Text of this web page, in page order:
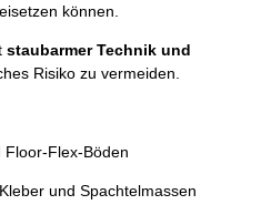
können.
staubarmer Technik und
Risiko zu vermeiden.
Floor-Flex-Böden
und Spachtelmassen